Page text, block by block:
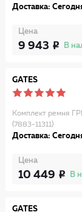
Доставка:
Цена
9 943 В
GATES
Комплект ремня
(7883-11311)
Доставка:
Цена
10 449 В
GATES